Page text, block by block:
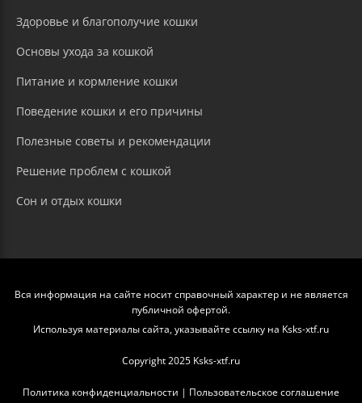
Здоровье и благополучие кошки
Основы ухода за кошкой
Питание и кормление кошки
Поведение кошки и его причины
Полезные советы и рекомендации
Решение проблем с кошкой
Сон и отдых кошки
Вся информация на сайте носит справочный характер и не является
публичной офертой.
Используя материалы сайта, указывайте ссылку на Ksks-xtf.ru
Copyright 2025 Ksks-xtf.ru
Политика конфиденциальности | Пользовательское соглашение